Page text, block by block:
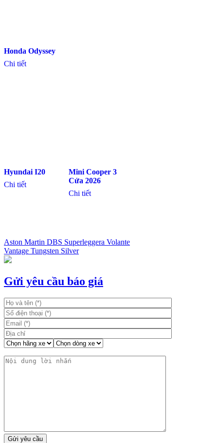
Honda Odyssey
Chi tiết
Hyundai I20
Chi tiết
Mini Cooper 3
Cửa 2026
Chi tiết
Điều
hướng
bài
Aston Martin DBS Superleggera Volante
Vantage Tungsten Silver
Gửi yêu cầu báo giá